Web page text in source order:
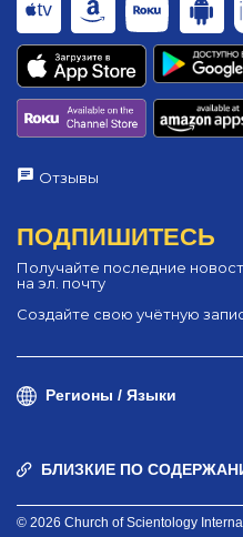
Отзывы
ПОДПИШИТЕСЬ
Получайте последние
на эл. почту
Создайте свою учётную
Регионы / Языки
БЛИЗКИЕ ПО
© 2026 Church of Scientology